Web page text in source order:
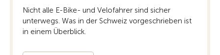
Nicht alle E-Bike- und Velofahrer sind sicher
unterwegs. Was in der Schweiz vorgeschrieben ist
in einem Überblick.